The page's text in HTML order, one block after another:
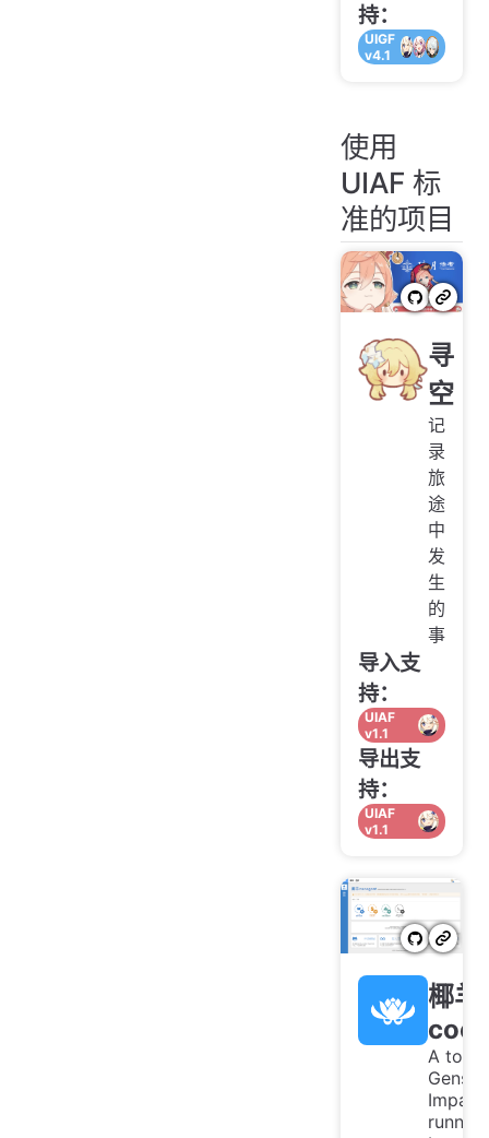
持：
UIGF
v4.1
使用
UIAF 标
准的项目
寻
空
记
录
旅
途
中
发
生
的
事
导入支
持：
UIAF
v1.1
导出支
持：
UIAF
v1.1
椰羊
A
Impact